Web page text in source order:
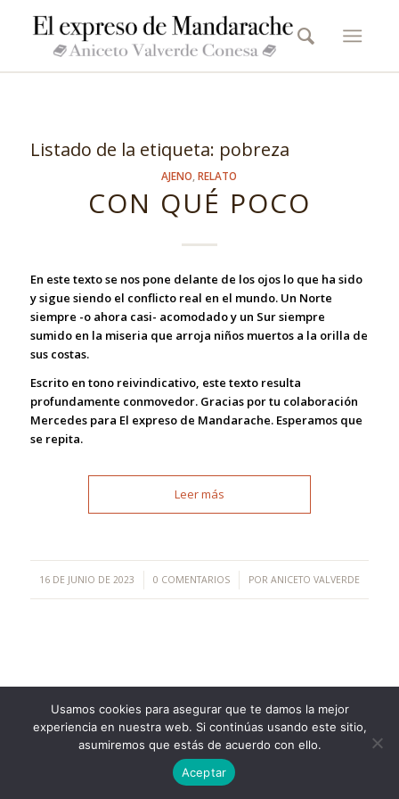
Listado de la etiqueta: pobreza
AJENO ,RELATO
CON QUÉ POCO
En este texto se nos pone delante de los ojos lo que ha sido
y sigue siendo el conflicto real en el mundo. Un Norte
siempre -o ahora casi- acomodado y un Sur siempre
sumido en la miseria que arroja niños muertos a la orilla de
sus costas.
Escrito en tono reivindicativo, este texto resulta
profundamente conmovedor. Gracias por tu colaboración
Mercedes para El expreso de Mandarache. Esperamos que
se repita.
Leer más
16 DE JUNIO DE 2023
/ 0 COMENTARIOS
/ POR ANICETO VALVERDE
©Copyright [2023] - TecnoMur Sistemas, Informática y
Telecomunicaciones
Usamos cookies para asegurar que te damos la mejor
experiencia en nuestra web. Si continúas usando este sitio,
asumiremos que estás de acuerdo con ello.
Aceptar